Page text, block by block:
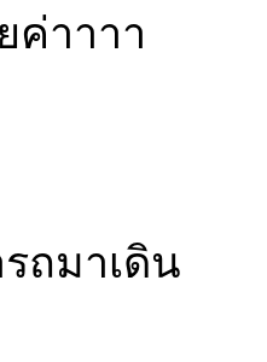
ค่าาาา
ถมาเดิน